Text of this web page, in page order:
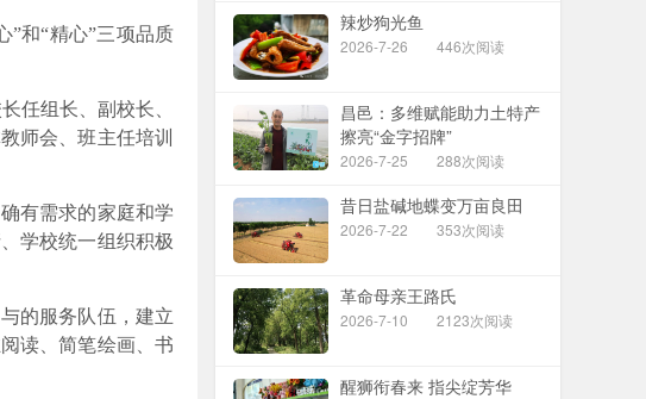
”和“精心”三项品质
任组长、副校长、
师会、班主任培训
有需求的家庭和学
学校统一组织积极
的服务队伍，建立
读、简笔绘画、书
辣炒狗光鱼
2026-7-26 446次阅读
昌邑：多维赋能助力土特产
擦亮“金字招牌”
2026-7-25 288次阅读
昔日盐碱地蝶变万亩良田
2026-7-22 353次阅读
革命母亲王路氏
2026-7-10 2123次阅读
醒狮衔春来 指尖绽芳华